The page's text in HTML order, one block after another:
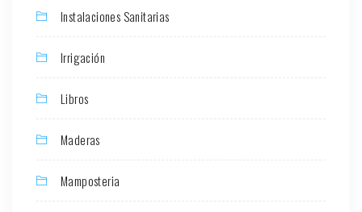
Instalaciones Sanitarias
Irrigación
Libros
Maderas
Mamposteria